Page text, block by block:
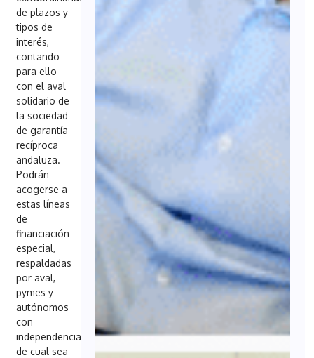
de plazos y
tipos de
interés,
contando
para ello
con el aval
solidario de
la sociedad
de garantía
recíproca
andaluza.
Podrán
acogerse a
estas líneas
de
financiación
especial,
respaldadas
por aval,
pymes y
autónomos
con
independencia
de cual sea